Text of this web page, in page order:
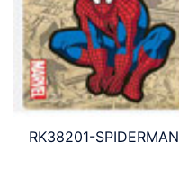
RK38201-SPIDERMAN